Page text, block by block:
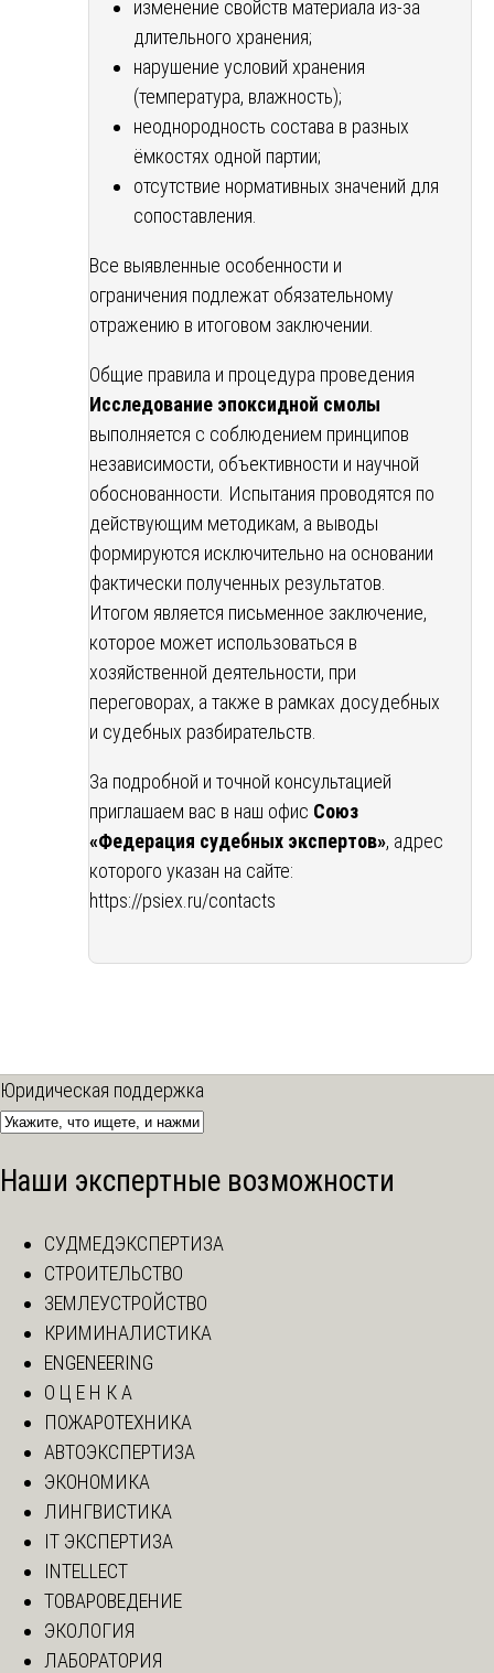
изменение свойств материала из-за
длительного хранения;
нарушение условий хранения
(температура, влажность);
неоднородность состава в разных
ёмкостях одной партии;
отсутствие нормативных значений для
сопоставления.
Все выявленные особенности и
ограничения подлежат обязательному
отражению в итоговом заключении.
Общие правила и процедура проведения
Исследование эпоксидной смолы
выполняется с соблюдением принципов
независимости, объективности и научной
обоснованности. Испытания проводятся по
действующим методикам, а выводы
формируются исключительно на основании
фактически полученных результатов.
Итогом является письменное заключение,
которое может использоваться в
хозяйственной деятельности, при
переговорах, а также в рамках досудебных
и судебных разбирательств.
За подробной и точной консультацией
приглашаем вас в наш офис Союз
«Федерация судебных экспертов», адрес
которого указан на сайте:
https://psiex.ru/contacts
Юридическая поддержка
Наши экспертные возможности
СУДМЕДЭКСПЕРТИЗА
СТРОИТЕЛЬСТВО
ЗЕМЛЕУСТРОЙСТВО
КРИМИНАЛИСТИКА
ENGENEERING
О Ц Е Н К А
ПОЖАРОТЕХНИКА
АВТОЭКСПЕРТИЗА
ЭКОНОМИКА
ЛИНГВИСТИКА
IT ЭКСПЕРТИЗА
INTELLECT
ТОВАРОВЕДЕНИЕ
ЭКОЛОГИЯ
ЛАБОРАТОРИЯ